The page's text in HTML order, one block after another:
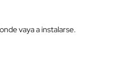
vaya a instalarse.